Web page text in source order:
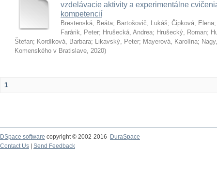
vzdelávacie aktivity a experimentálne
kompetencií
Brestenská, Beáta; Bartošovič, Lukáš; Čipková, Elena
Farárik, Peter; Hrušecká, Andrea; Hrušecký, Roman;
Štefan; Kordíková, Barbara; Likavský, Peter; Mayerová, Karolína;
Komenského v Bratislave, 2020)
1
DSpace software copyright © 2002-2016
DuraSpace
Contact Us
Send Feedback